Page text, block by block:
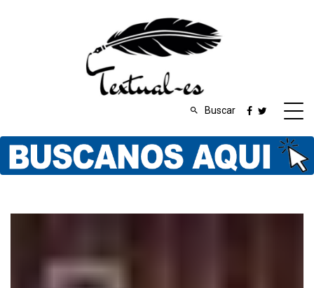
Buscar